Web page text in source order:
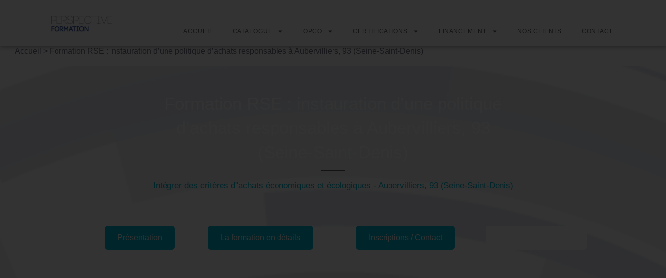
ACCUEIL CATALOGUE OPCO CERTIFICATIONS FINANCEMENT NOS CLIENTS CONTACT
Accueil > Formation RSE : instauration d’une politique d’achats responsables à Aubervilliers, 93 (Seine-Saint-Denis)
Intégrer des critères d"achats économiques et écologiques - Aubervilliers, 93 (Seine-Saint-Denis)
Présentation La formation en détails Inscriptions / Contact